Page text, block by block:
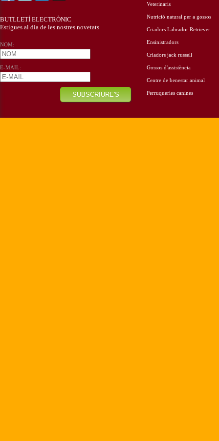
BUTLLETÍ ELECTRÒNIC
Estigues al dia de les nostres novetats
NOM:
E-MAIL:
Veterinaris
Nutrició natural per a gossos
Criadors Labrador Retriever
Ensinistradors
Criadors jack russell
Gossos d'assistència
Centre de benestar animal
Perruqueries canines